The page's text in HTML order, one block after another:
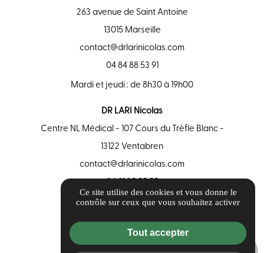
263 avenue de Saint Antoine
13015 Marseille
contact@drlarinicolas.com
04 84 88 53 91
Mardi et jeudi : de 8h30 à 19h00
DR LARI Nicolas
Centre NL Médical - 107 Cours du Trèfle Blanc -
13122 Ventabren
contact@drlarinicolas.com
04 91 25 55 55
Guide local
Informations complémentaires
Ce site utilise des cookies et vous donne le
contrôle sur ceux que vous souhaitez activer
Tout accepter